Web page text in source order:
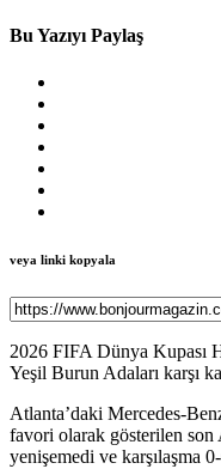
Bu Yazıyı Paylaş
veya linki kopyala
2026 FIFA Dünya Kupası
Yeşil Burun Adaları karşı
Atlanta’daki Mercedes-
favori olarak gösterilen
yenişemedi ve karşılaşma